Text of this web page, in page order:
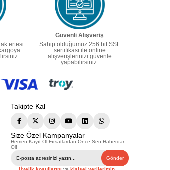
ertesi
Güvenli Alışveriş
Sahip olduğumuz 256 bit SSL
sertifikası ile online
alışverişlerinizi güvenle
yapabilirsiniz.
Takipte Kal
Size Özel Kampanyalar
Hemen Kayıt Ol Fırsatlardan Önce Sen Haberdar
Ol!
Gönder